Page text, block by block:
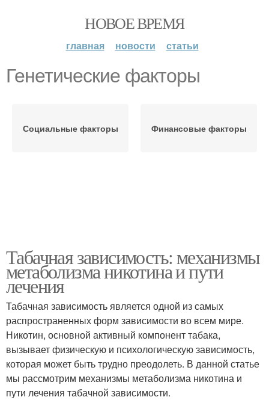
НОВОЕ ВРЕМЯ
главная новости статьи
Генетические факторы
Социальные факторы Финансовые факторы
Табачная зависимость: механизмы
метаболизма никотина и пути
лечения
Табачная зависимость является одной из самых
распространенных форм зависимости во всем мире.
Никотин, основной активный компонент табака,
вызывает физическую и психологическую зависимость,
которая может быть трудно преодолеть. В данной статье
мы рассмотрим механизмы метаболизма никотина и
пути лечения табачной зависимости.